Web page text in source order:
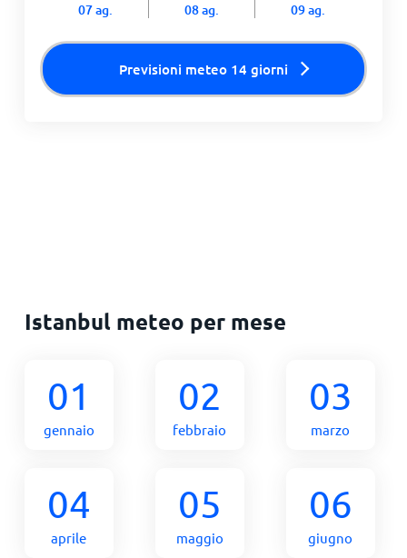
07 ag. 08 ag. 09 ag.
Previsioni meteo 14 giorni
Istanbul meteo per mese
01
gennaio
02
febbraio
03
marzo
04
aprile
05
maggio
06
giugno